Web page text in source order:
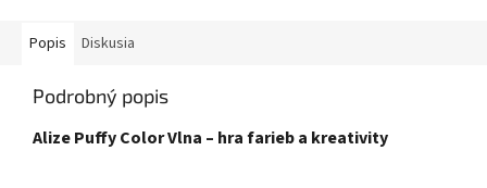
Popis Diskusia
Podrobný popis
Alize Puffy Color Vlna – hra farieba kreativity